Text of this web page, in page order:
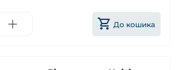
До кошика